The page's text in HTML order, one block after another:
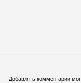
Добавлять комментарии